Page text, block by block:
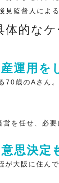
見監督人によ
的な
運用を
70歳のAさん
を任せ、必
思決定
大阪に住ん